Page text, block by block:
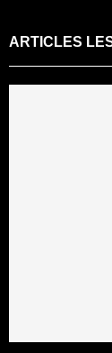
ARTICLES